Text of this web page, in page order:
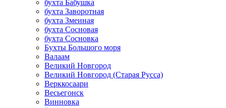
бухта Бабушка
бухта Заворотная
бухта Змеиная
бухта Сосновая
бухта Сосновка
Бухты Большого моря
Валаам
Великий Новгород
Великий Новгород (Старая Русса)
Верккосаари
Весьегонск
Винновка